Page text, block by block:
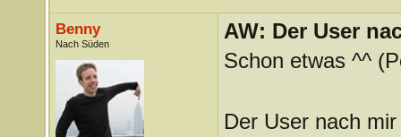
Benny
Nach Süden
AW: Der User
Schon etwas ^^
Der User nach